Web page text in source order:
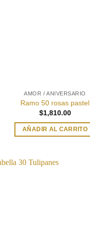
AMOR / ANIVERSARIO
Ramo 50 rosas pastel
$1,810.00
AÑADIR AL CARRITO